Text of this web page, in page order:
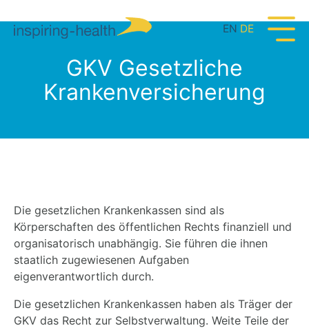
EN DE
GKV Gesetzliche
Krankenversicherung
Die gesetzlichen Krankenkassen sind als
Körperschaften des öffentlichen Rechts finanziell und
organisatorisch unabhängig. Sie führen die ihnen
staatlich zugewiesenen Aufgaben
eigenverantwortlich durch.
Die gesetzlichen Krankenkassen haben als Träger der
GKV das Recht zur Selbstverwaltung. Weite Teile der